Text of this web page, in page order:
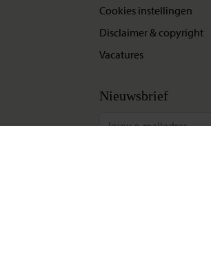
Cookies instellingen
Disclaimer & copyright
Vacatures
Nieuwsbrief